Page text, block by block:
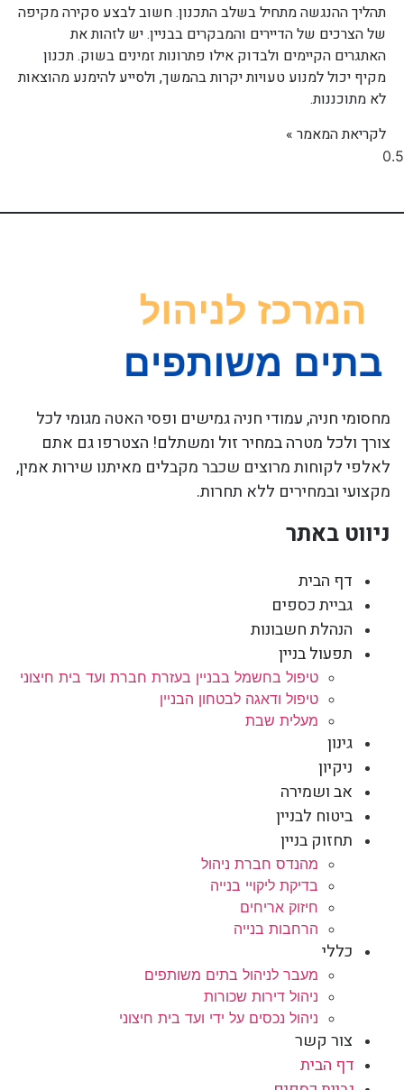
תהליך ההנגשה מתחיל בשלב התכנון. חשוב לבצע סקירה מקיפה
של הצרכים של הדיירים והמבקרים בבניין. יש לזהות את
האתגרים הקיימים ולבדוק אילו פתרונות זמינים בשוק. תכנון
מקיף יכול למנוע טעויות יקרות בהמשך, ולסייע להימנע מהוצאות
לא מתוכננות.
לקריאת המאמר »
מחסומי חניה, עמודי חניה גמישים ופסי האטה מגומי לכל
צורך ולכל מטרה במחיר זול ומשתלם! הצטרפו גם אתם
לאלפי לקוחות מרוצים שכבר מקבלים מאיתנו שירות אמין,
מקצועי ובמחירים ללא תחרות.
ניווט באתר
דף הבית
גביית כספים
הנהלת חשבונות
תפעול בניין
טיפול בחשמל בבניין בעזרת חברת ועד בית חיצוני
טיפול ודאגה לבטחון הבניין
מעלית שבת
גינון
ניקיון
אב ושמירה
ביטוח לבניין
תחזוק בניין
מהנדס חברת ניהול
בדיקת ליקויי בנייה
חיזוק אריחים
הרחבות בנייה
כללי
מעבר לניהול בתים משותפים
ניהול דירות שכורות
ניהול נכסים על ידי ועד בית חיצוני
צור קשר
דף הבית